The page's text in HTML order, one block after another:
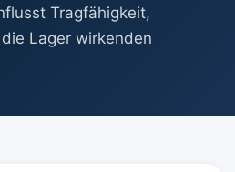
Tragfähigkeit,
Lager wirkenden